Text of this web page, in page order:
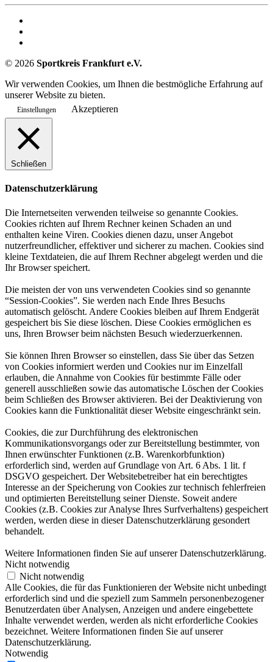
© 2026 Sportkreis Frankfurt e.V.
Wir verwenden Cookies, um Ihnen die bestmögliche Erfahrung auf
unserer Website zu bieten.
Einstellungen Akzeptieren
Schließen
Datenschutzerklärung
Die Internetseiten verwenden teilweise so genannte Cookies.
Cookies richten auf Ihrem Rechner keinen Schaden an und
enthalten keine Viren. Cookies dienen dazu, unser Angebot
nutzerfreundlicher, effektiver und sicherer zu machen. Cookies sind
kleine Textdateien, die auf Ihrem Rechner abgelegt werden und die
Ihr Browser speichert.
Die meisten der von uns verwendeten Cookies sind so genannte
“Session-Cookies”. Sie werden nach Ende Ihres Besuchs
automatisch gelöscht. Andere Cookies bleiben auf Ihrem Endgerät
gespeichert bis Sie diese löschen. Diese Cookies ermöglichen es
uns, Ihren Browser beim nächsten Besuch wiederzuerkennen.
Sie können Ihren Browser so einstellen, dass Sie über das Setzen
von Cookies informiert werden und Cookies nur im Einzelfall
erlauben, die Annahme von Cookies für bestimmte Fälle oder
generell ausschließen sowie das automatische Löschen der Cookies
beim Schließen des Browser aktivieren. Bei der Deaktivierung von
Cookies kann die Funktionalität dieser Website eingeschränkt sein.
Cookies, die zur Durchführung des elektronischen
Kommunikationsvorgangs oder zur Bereitstellung bestimmter, von
Ihnen erwünschter Funktionen (z.B. Warenkorbfunktion)
erforderlich sind, werden auf Grundlage von Art. 6 Abs. 1 lit. f
DSGVO gespeichert. Der Websitebetreiber hat ein berechtigtes
Interesse an der Speicherung von Cookies zur technisch fehlerfreien
und optimierten Bereitstellung seiner Dienste. Soweit andere
Cookies (z.B. Cookies zur Analyse Ihres Surfverhaltens) gespeichert
werden, werden diese in dieser Datenschutzerklärung gesondert
behandelt.
Weitere Informationen finden Sie auf unserer Datenschutzerklärung.
Nicht notwendig
Nicht notwendig
Alle Cookies, die für das Funktionieren der Website nicht unbedingt
erforderlich sind und die speziell zum Sammeln personenbezogener
Benutzerdaten über Analysen, Anzeigen und andere eingebettete
Inhalte verwendet werden, werden als nicht erforderliche Cookies
bezeichnet. Weitere Informationen finden Sie auf unserer
Datenschutzerklärung.
Notwendig